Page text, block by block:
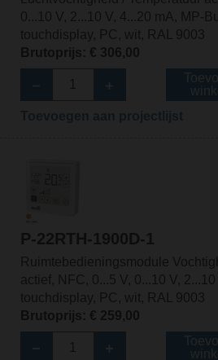
0...10 V, 2...10 V, 4...20 mA, MP-
touchdisplay, PC, wit, RAL 9003
Brutoprijs: € 306,00
P-22RTH-1900D-1
Ruimtebedieningsmodule
actief, NFC, 0...5 V, 0...10 V,
touchdisplay, PC, wit, RAL 9003
Brutoprijs: € 259,00